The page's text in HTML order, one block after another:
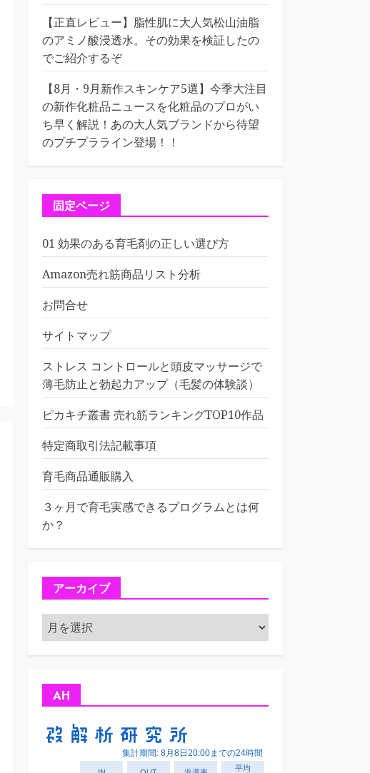
【正直レビュー】脂性肌に大人気松山油脂
のアミノ酸浸透水。その効果を検証したの
でご紹介するぞ
【8月・9月新作スキンケア5選】今季大注目
の新作化粧品ニュースを化粧品のプロがい
ち早く解説！あの大人気ブランドから待望
のプチプラライン登場！！
固定ページ
01 効果のある育毛剤の正しい選び方
Amazon売れ筋商品リスト分析
お問合せ
サイトマップ
ストレス コントロールと頭皮マッサージで
薄毛防止と勃起力アップ（毛髪の体験談）
ピカキチ叢書 売れ筋ランキングTOP10作品
特定商取引法記載事項
育毛商品通販購入
３ヶ月で育毛実感できるプログラムとは何
か？
アーカイブ
ア
ー
カ
AH